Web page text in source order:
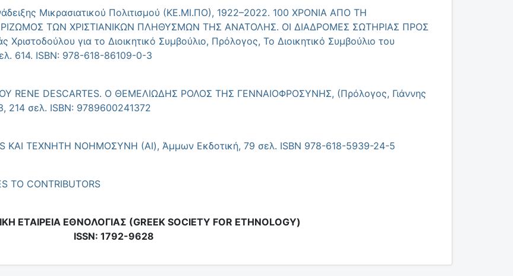
Μικρασιατικού Πολιτισμού (ΚΕ.ΜΙ.ΠΟ), 1922–2022. 100 ΧΡΟΝΙΑ ΑΠΟ ΤΗ
ΤΩΝ ΧΡΙΣΤΙΑΝΙΚΩΝ ΠΛΗΘΥΣΜΩΝ ΤΗΣ ΑΝΑΤΟΛΗΣ. ΟΙ ΔΙΑΔΡΟΜΕΣ ΣΩΤΗΡΙΑΣ ΠΡΟΣ
για το Διοικητικό Συμβούλιο, Πρόλογος, Το Διοικητικό Συμβούλιο του
614. ISBN: 978-618-86109-0-3
RENE DESCARTES. O ΘΕΜΕΛΙΩΔΗΣ ΡΟΛΟΣ ΤΗΣ ΓΕΝΝΑΙΟΦΡΟΣΥΝΗΣ, (Πρόλογος, Γιάννης
214 σελ. ISBN: 9789600241372
ΚΑΙ ΤΕΧΝΗΤΗ ΝΟΗΜΟΣΥΝΗ (ΑΙ), Άμμων Εκδοτική, 79 σελ. ISBN 978-618-5939-24-5
CONTRIBUTORS
ΕΤΑΙΡΕΙΑ ΕΘΝΟΛΟΓΙΑΣ (GREEK SOCIETY FOR ETHNOLOGY)
ISSN: 1792-9628